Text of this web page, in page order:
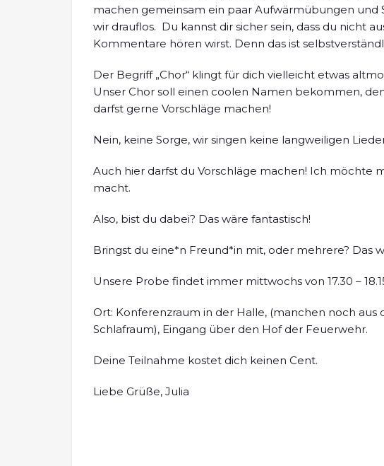
machen gemeinsam ein paar Aufwärmübungen und
wir drauflos. Du kannst dir sicher sein, dass du nicht
Kommentare hören wirst. Denn das ist
Der Begriff „Chor“ klingt für dich vielleicht etwas
Unser Chor soll einen coolen Namen bekommen,
darfst gerne Vorschläge machen!
Nein, keine Sorge, wir singen keine langweiligen
Auch hier darfst du Vorschläge machen! Ich möchte
macht.
Also, bist du dabei? Das wäre fantastisch!
Bringst du eine*n Freund*in mit, oder mehrere? Das
Unsere Probe findet immer mittwochs von 17.30 –
Ort: Konferenzraum in der Halle, (manchen noch
Schlafraum), Eingang über den Hof der Feuerwehr.
Deine Teilnahme kostet dich keinen Cent.
Liebe Grüße, Julia